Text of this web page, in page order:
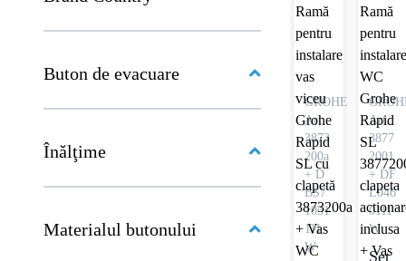
Buton de evacuare
Înălţime
Materialul butonului
Devit
cu
capac
Soft-
Close
și
de
GROHE
Art.:
3873
200a
+ D
BS7
1051
111
W
Art.:
3877
2001
+ DF
L046
0111
W
Set